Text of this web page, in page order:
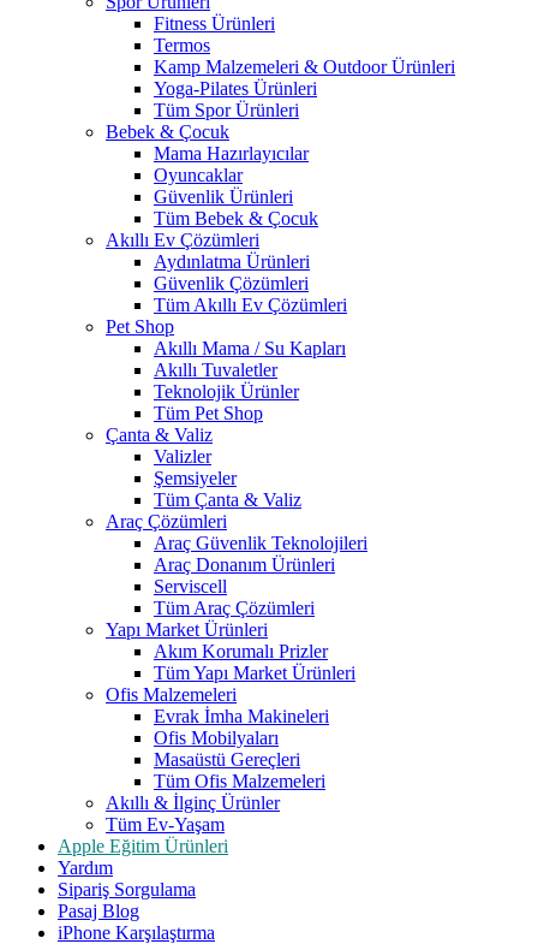
Fitness Ürünleri
Termos
Kamp Malzemeleri & Outdoor Ürünleri
Yoga-Pilates Ürünleri
Tüm Spor Ürünleri
Bebek & Çocuk
Mama Hazırlayıcılar
Oyuncaklar
Güvenlik Ürünleri
Tüm Bebek & Çocuk
Akıllı Ev Çözümleri
Aydınlatma Ürünleri
Güvenlik Çözümleri
Tüm Akıllı Ev Çözümleri
Pet Shop
Akıllı Mama / Su Kapları
Akıllı Tuvaletler
Teknolojik Ürünler
Tüm Pet Shop
Çanta & Valiz
Valizler
Şemsiyeler
Tüm Çanta & Valiz
Araç Çözümleri
Araç Güvenlik Teknolojileri
Araç Donanım Ürünleri
Serviscell
Tüm Araç Çözümleri
Yapı Market Ürünleri
Akım Korumalı Prizler
Tüm Yapı Market Ürünleri
Ofis Malzemeleri
Evrak İmha Makineleri
Ofis Mobilyaları
Masaüstü Gereçleri
Tüm Ofis Malzemeleri
Akıllı & İlginç Ürünler
Tüm Ev-Yaşam
Apple Eğitim Ürünleri
Yardım
Sipariş Sorgulama
Pasaj Blog
iPhone Karşılaştırma